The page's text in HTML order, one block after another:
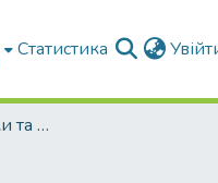
Статистика
Факультет Економіки та бізнесу